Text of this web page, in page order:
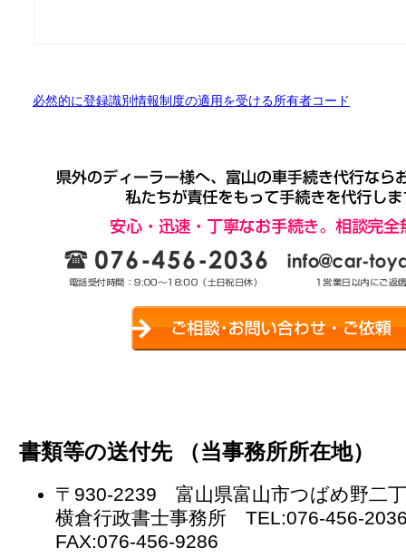
必然的に登録識別情報制度の適用を受ける所有者コード
書類等の送付先 （当事務所所在地）
〒930-2239 富山県富山市つばめ野二
横倉行政書士事務所 TEL:076-456-
FAX:076-456-9286